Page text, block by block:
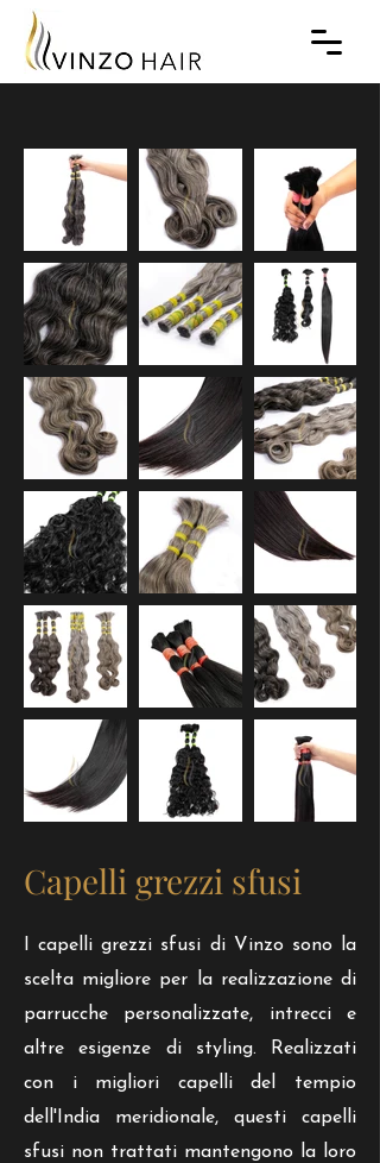
Capelli grezzi sfusi
I capelli grezzi sfusi di Vinzo sono la
scelta migliore per la realizzazione di
parrucche personalizzate, intrecci e
altre esigenze di styling. Realizzati
con i migliori capelli del tempio
dell'India meridionale, questi capelli
sfusi non trattati mantengono la loro